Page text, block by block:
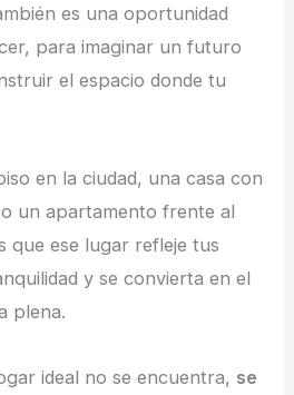
es una oportunidad
para imaginar un futuro
el espacio donde tu
en la ciudad, una casa con
un apartamento frente al
que ese lugar refleje tus
y se convierta en el
plena.
ideal no se encuentra, se